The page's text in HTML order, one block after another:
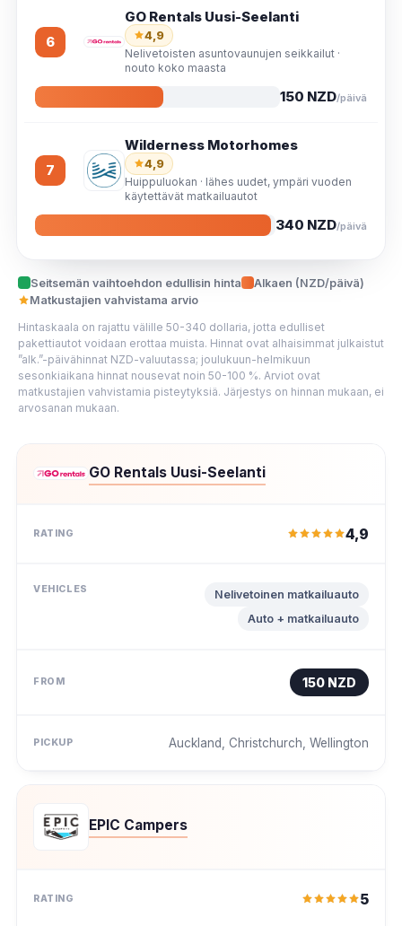
6
GO Rentals Uusi-Seelanti
4,9
Nelivetoisten asuntovaunujen seikkailut ·
nouto koko maasta
150 NZD/päivä
7
Wilderness Motorhomes
4,9
Huippuluokan · lähes uudet, ympäri vuoden
käytettävät matkailuautot
340 NZD/päivä
Seitsemän vaihtoehdon edullisin hinta
Alkaen (NZD/päivä)
Matkustajien vahvistama arvio
Hintaskaala on rajattu välille 50-340 dollaria, jotta edulliset
pakettiautot voidaan erottaa muista. Hinnat ovat alhaisimmat julkaistut
”alk.”-päivähinnat NZD-valuutassa; joulukuun-helmikuun
sesonkiaikana hinnat nousevat noin 50-100 %. Arviot ovat
matkustajien vahvistamia pisteytyksiä. Järjestys on hinnan mukaan, ei
arvosanan mukaan.
GO Rentals Uusi-Seelanti
4,9
Nelivetoinen matkailuauto
Auto + matkailuauto
150 NZD
Auckland, Christchurch, Wellington
EPIC Campers
5